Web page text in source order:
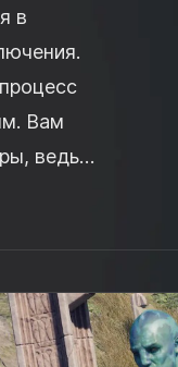
в
Вам
ведь